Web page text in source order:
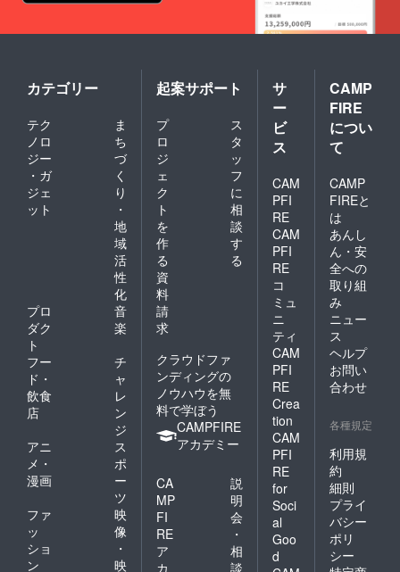
カテゴリー
テク
ノロ
ジー
・ガ
ジェ
ット
ま
ち
づ
く
り
・
地
域
活
性
化
プロ
ダク
ト
音
楽
フー
ド・
飲食
店
チ
ャ
レ
ン
ジ
アニ
メ・
漫画
ス
ポ
ー
ツ
ファ
ッ
ショ
ン
映
像
・
映
起案サポート
プ
ロ
ジ
ェ
ク
ト
を
作
る
ス
タ
ッ
フ
に
相
談
す
る
資
料
請
求
クラウドファ
ンディングの
ノウハウを無
料で学ぼう
CAMPFIRE
アカデミー
CA
MP
FI
RE
ア
カ
説
明
会
・
相
談
サ
ー
ビ
ス
CAM
PFI
RE
CAM
PFI
RE
コ
ミュ
ニ
ティ
CAM
PFI
RE
Crea
tion
CAM
PFI
RE
for
Soci
al
Goo
d
CAMP
FIRE
につい
て
CAMP
FIREと
は
あんし
ん・安
全への
取り組
み
ニュー
ス
ヘルプ
お問い
合わせ
各種規定
利用規
約
細則
プライ
バシー
ポリ
シー